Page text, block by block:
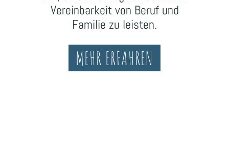
Vereinbarkeit von Beruf und
Familie zu leisten.
MEHR ERFAHREN